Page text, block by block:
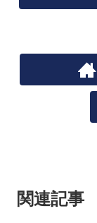
関連記事